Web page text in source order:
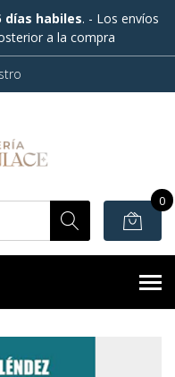
días habiles. - Los envíos
a la compra
0